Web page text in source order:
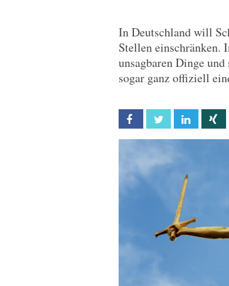
In Deutschland will
Stellen einschränken.
unsagbaren Dinge
sogar ganz offiziell
Facebook Twitter Linkedin